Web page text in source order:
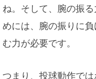
ね。そして、腕の振
めには、腕の振りに
む力が必要です。
つまり、投球動作で